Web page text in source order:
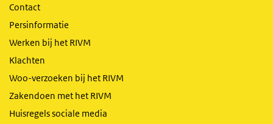
Contact
Persinformatie
Werken bij het RIVM
Klachten
Woo-verzoeken bij het RIVM
Zakendoen met het RIVM
Huisregels sociale media